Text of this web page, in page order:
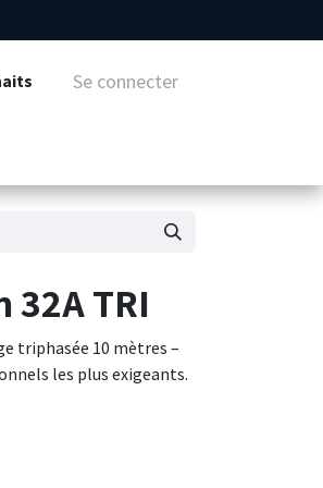
Se connecter
32A TRI
triphasée 10 mètres –
les plus exigeants.
fiable du
industriel garantit une